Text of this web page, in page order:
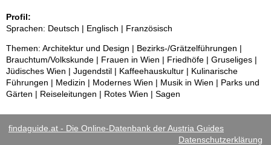
Profil:
Sprachen: Deutsch | Englisch | Französisch
Themen: Architektur und Design | Bezirks-/Grätzelführungen |
Brauchtum/Volkskunde | Frauen in Wien | Friedhöfe | Gruseliges |
Jüdisches Wien | Jugendstil | Kaffeehauskultur | Kulinarische
Führungen | Medizin | Modernes Wien | Musik in Wien | Parks und
Gärten | Reiseleitungen | Rotes Wien | Sagen
findaguide.at - Die Online-Datenbank der Austria Guides
Datenschutzerklärung